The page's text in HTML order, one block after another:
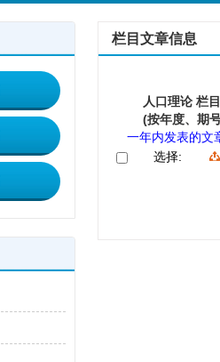
栏目文章信息
人口理论 栏
(按年度、期
一年内发表的文
选择: